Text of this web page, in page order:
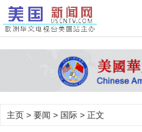
主页 > 要闻 > 国际 > 正文